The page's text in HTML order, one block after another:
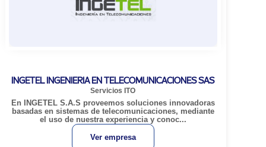
INGETEL INGENIERIA EN TELECOMUNICACIONES SAS
Servicios ITO
En INGETEL S.A.S proveemos soluciones innovadoras
basadas en sistemas de telecomunicaciones, mediante
el uso de nuestra experiencia y conoc...
Ver empresa